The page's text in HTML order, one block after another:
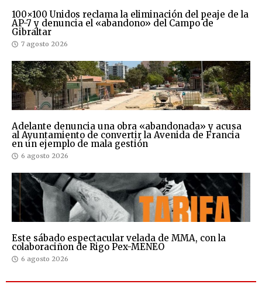
100×100 Unidos reclama la eliminación del peaje de la
AP-7 y denuncia el «abandono» del Campo de
Gibraltar
7 agosto 2026
Adelante denuncia una obra «abandonada» y acusa
al Ayuntamiento de convertir la Avenida de Francia
en un ejemplo de mala gestión
6 agosto 2026
Este sábado espectacular velada de MMA, con la
colaboraciñon de Rigo Pex-MENEO
6 agosto 2026